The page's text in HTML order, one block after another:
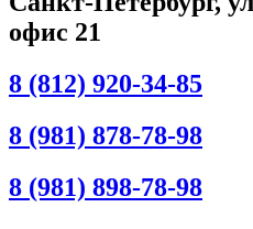
офис 21
8 (812) 920-34-85
8 (981) 878-78-98
8 (981) 898-78-98